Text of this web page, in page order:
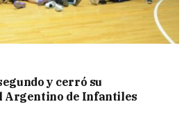
y cerró su
Argentino de Infantiles